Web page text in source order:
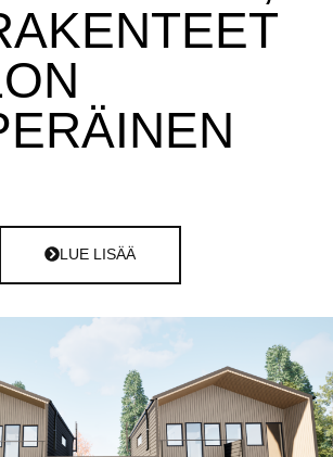
LUE LISÄÄ